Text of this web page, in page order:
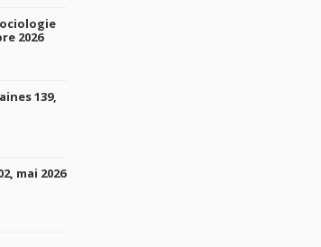
2026
139,
mai 2026